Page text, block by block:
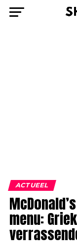
ACTUEEL
menu: